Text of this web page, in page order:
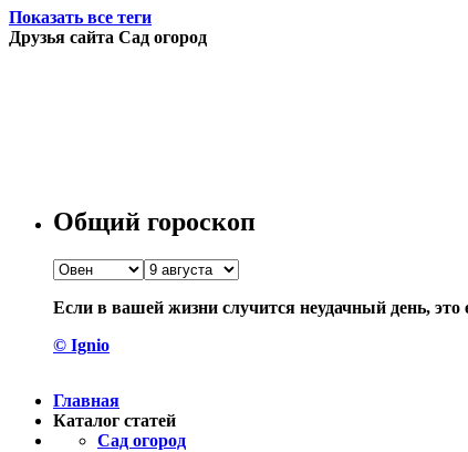
Показать все теги
Друзья сайта Сад огород
Общий гороскоп
Если в вашей жизни случится неудачный день, это
© Ignio
Главная
Каталог статей
Сад огород